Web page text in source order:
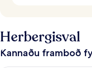
Herbergisval
Kannaðu framboð